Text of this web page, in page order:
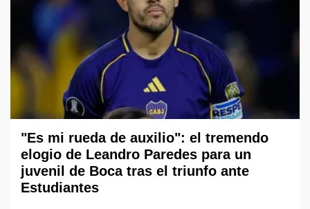
"Es mi rueda de auxilio": el tremendo
elogio de Leandro Paredes para un
juvenil de Boca tras el triunfo ante
Estudiantes